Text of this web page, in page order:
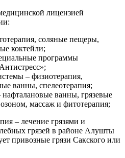
лицензией
соляные пещеры,
коктейли;
программы
– физиотерапия,
ванны, спелеотерапия;
ванны, грязевые
массаж и фитотерапия;
– лечение грязями и
грязей в районе Алушты
привозные грязи Сакского или